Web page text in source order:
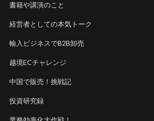
書籍や講演のこと
経営者としての本気トーク
輸入ビジネスでB2B卸売
越境ECチャレンジ
中国で販売！挑戦記
投資研究録